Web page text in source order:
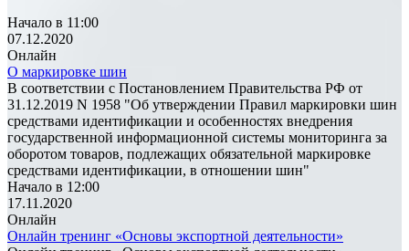
Начало в 11:00
07.12.2020
Онлайн
О маркировке шин
В соответствии с Постановлением Правительства РФ от
31.12.2019 N 1958 "Об утверждении Правил маркировки шин
средствами идентификации и особенностях внедрения
государственной информационной системы мониторинга за
оборотом товаров, подлежащих обязательной маркировке
средствами идентификации, в отношении шин"
Начало в 12:00
17.11.2020
Онлайн
Онлайн тренинг «Основы экспортной деятельности»